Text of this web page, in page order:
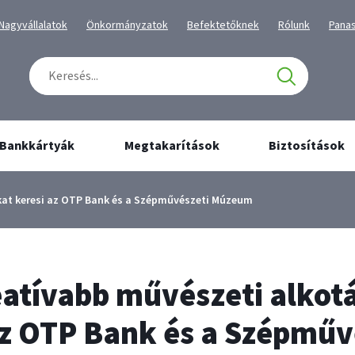
Kiválaszott
Önkormányzatok
Kiválaszott
Befektetőknek
Kiválaszott
Rólunk
Keresés
száma:
0
Bankkártyák Megtakarítások Biztosítások
keresi az OTP Bank és a Szépművészeti Múzeum
művészeti
OTP Bank és a